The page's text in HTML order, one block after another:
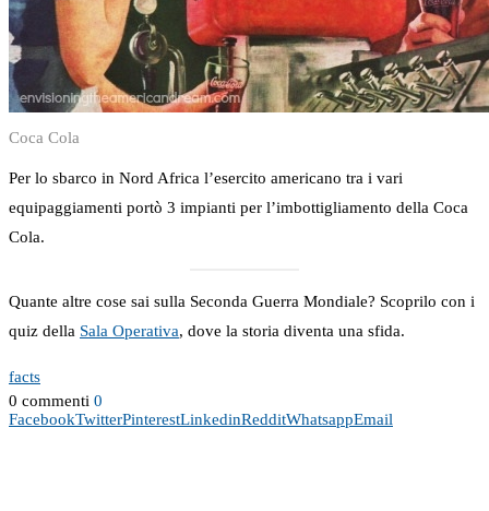
Coca Cola
Per lo sbarco in Nord Africa l’esercito americano tra i vari
equipaggiamenti portò 3 impianti per l’imbottigliamento della Coca
Cola.
Quante altre cose sai sulla Seconda Guerra Mondiale? Scoprilo con i
quiz della Sala Operativa, dove la storia diventa una sfida.
facts
0 commenti 0
FacebookTwitterPinterestLinkedinRedditWhatsappEmail